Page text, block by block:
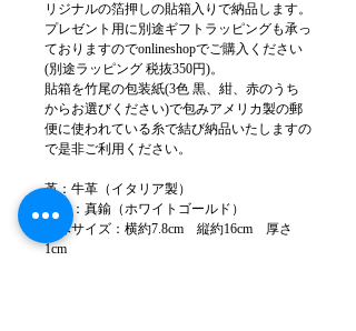
リジナルの箔押しの貼箱入りで納品します。
プレゼント用に別途ギフトラッピングも承っ
ておりますのでonlineshopでご購入ください
(別途ラッピング 税抜350円)。
貼箱を竹尾の包装紙(3色 黒、紺、赤のうち
からお選びください)で包みアメリカ製の郵
便に使われている糸で結び納品いたしますの
で是非ご利用ください。
革：牛革（イタリア製）
金属：真鍮（ホワイトゴールド）
本体サイズ：横約7.8cm 縦約16cm 厚さ
1cm